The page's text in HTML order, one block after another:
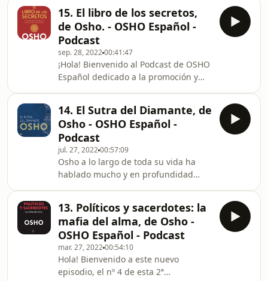
después de nuestro primer episodio y
160.000 audiciones nos liamos para
hacer una entrevista en ZOOM al
director de una editorial pionera en
España en el campo de la
espiritualidad y la nueva conciencia.
Kairós es una editorial española
fundada en 1964 por
15. El libro de los secretos,
de Osho. - OSHO Español -
Podcast
sep. 28, 202200:41:47
¡Hola! Bienvenido al Podcast de OSHO
Español dedicado a la promoción y
nuestra 3ª temporada. Y lo hacemos
con la noticia de que hemos superado
las cienmil &nbsp;escuchas en
nuestro canal. Los números en
internet tienes siempre algo de
irreales pero el hecho es que sois mas
de un millar de personas las que
escucháis este podcast
14. El Sutra del Diamante, de
Osho - OSHO Español -
Podcast
jul. 27, 202200:57:09
Osho a lo largo de toda su vida ha
hablado mucho y en profundidad
Dhamapadha con diez volúmenes, o
el popular Sutra del corazón, el Sutra
de los 42 capítulos al que dedicamos
el episodio nº 6 de este Podcast, uno
de los más escuchados de todos. En
todos ellos Osho nos acerca a la
13. Políticos y sacerdotes: la
mafia del alma, de Osho -
OSHO Español - Podcast
mar. 27, 202200:54:10
Hola! Bienvenido a este nuevo
episodio, el nº 4 de esta 2ª